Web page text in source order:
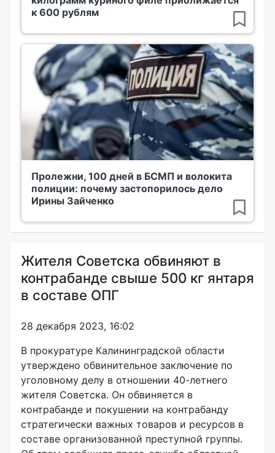
к 600 рублям
Пролежни, 100 дней в БСМП и волокита
полиции: почему застопорилось дело
Ирины Зайченко
Жителя Советска обвиняют в
контрабанде свыше 500 кг янтаря
в составе ОПГ
28 декабря 2023, 16:02
В прокуратуре Калининградской области
утверждено обвинительное заключение по
уголовному делу в отношении 40-летнего
жителя Советска. Он обвиняется в
контрабанде и покушении на контрабанду
стратегически важных товаров и ресурсов в
составе организованной преступной группы.